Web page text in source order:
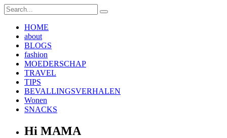
HOME
about
BLOGS
fashion
MOEDERSCHAP
TRAVEL
TIPS
BEVALLINGSVERHALEN
Wonen
SNACKS
Hi MAMA